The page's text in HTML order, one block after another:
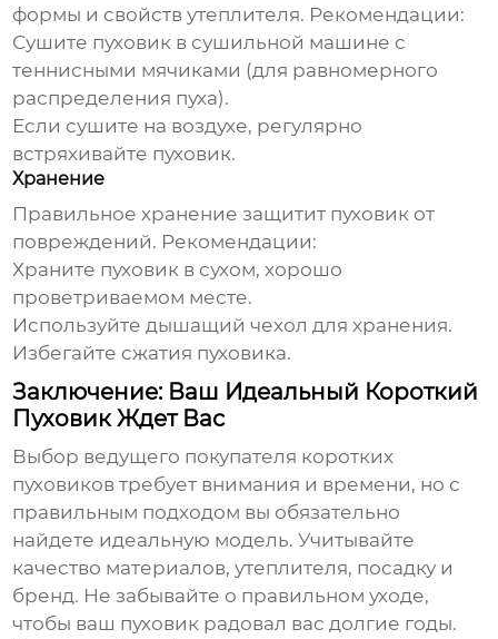
формы и свойств утеплителя. Рекомендации:
Сушите пуховик в сушильной машине с
теннисными мячиками (для равномерного
распределения пуха).
Если сушите на воздухе, регулярно
встряхивайте пуховик.
Хранение
Правильное хранение защитит пуховик от
повреждений. Рекомендации:
Храните пуховик в сухом, хорошо
проветриваемом месте.
Используйте дышащий чехол для хранения.
Избегайте сжатия пуховика.
Заключение: Ваш Идеальный Короткий
Пуховик Ждет Вас
Выбор ведущего покупателя коротких
пуховиков требует внимания и времени, но с
правильным подходом вы обязательно
найдете идеальную модель. Учитывайте
качество материалов, утеплителя, посадку и
бренд. Не забывайте о правильном уходе,
чтобы ваш пуховик радовал вас долгие годы.